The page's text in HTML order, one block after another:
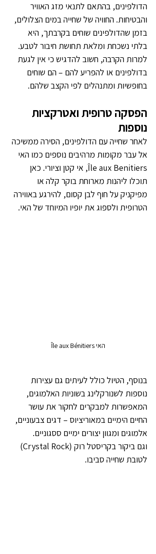
הדולפינים, בהתאם לתנאי מזג האוויר
והבטיחות. החוויה של שחייה במים הצלולים,
בזמן שהדולפינים שוחים בקרבתך, היא
בלתי נשכחת ומלאת תחושת חיבור לטבע.
למרות הקרבה, חשוב להדגיש כי אין לגעת
בדולפינים או להפריע להם – הם שוחים
בחופשיות ומתנהלים לפי הקצב שלהם.
הפסקה טרופית ואטרקציות
נוספות
לאחר שחייה עם הדולפינים, הסירה ממשיכה
אל עבר מקומות מרהיבים נוספים כמו האי
Île aux Benitiers, אי קטן וציורי. כאן
תוכלו ליהנות מארוחת בוקר קלה או
מפיקניק על חוף לבן קסום, להירגע באווירה
הטרופית ולספוג את יופיו המיוחד של האי.
האי Île aux Bénitiers
בנוסף, הטיול כולל לעיתים גם עצירות
נוספות לשנורקלינג בשוניות האלמוגים,
המאפשרות למבקרים לחקור את עושר
החיים הימיים במאוריציוס – דגים צבעוניים,
אלמוגים ומגוון יצורים ימיים ססגוניים.
וגם ביקור בקריסטל רוק (Crystal Rock)
לטובת שחייה סביבו.